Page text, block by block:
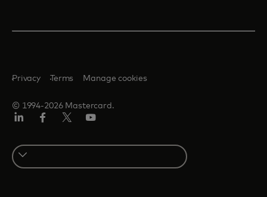
© 1994-2026 Mastercard.
Privacy Terms Manage cookies
Select
a
country